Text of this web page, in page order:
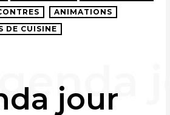
ANIMATIONS
DE CUISINE
jour